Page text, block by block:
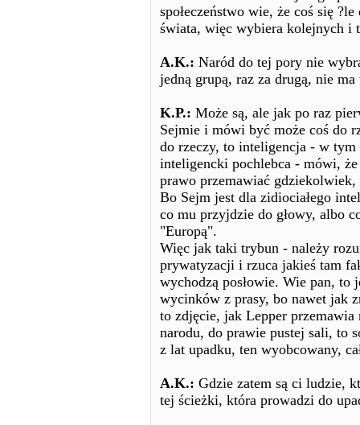
społeczeństwo wie, że coś się
świata, więc wybiera kolejnych i
A.K.: Naród do tej pory nie
jedną grupą, raz za drugą, nie
K.P.: Może są, ale jak po raz
Sejmie i mówi być może coś do
do rzeczy, to inteligencja - w
inteligencki pochlebca - mówi,
prawo przemawiać
Bo Sejm jest dla zidiociałego
co mu przyjdzie do głowy, albo
"Europą".
Więc jak taki trybun - należy
prywatyzacji i rzuca jakieś tam
wychodzą posłowie. Wie pan, to
wycinków z prasy, bo nawet jak
to zdjęcie, jak Lepper
narodu, do prawie pustej sali, to
z lat upadku, ten wyobcowany,
A.K.: Gdzie zatem są ci ludzie,
tej ścieżki, która prowadzi do